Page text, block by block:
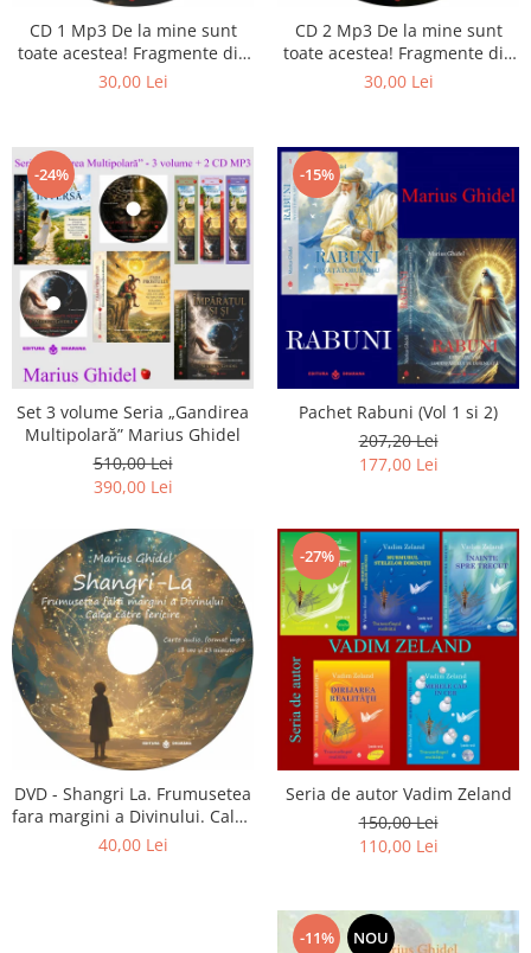
Literatura
Psihologie
Stiinta
CD 1 Mp3 De la mine sunt
toate acestea! Fragmente din
cărțile lui Marius Ghidel
30,00 Lei
CD 2 Mp3 De la mine sunt
toate acestea! Fragmente din
cărțile lui Marius Ghidel
30,00 Lei
-24%
Set 3 volume Seria „Gandirea
Multipolară” Marius Ghidel
510,00 Lei
390,00 Lei
-15%
Pachet Rabuni (Vol 1 si 2)
207,20 Lei
177,00 Lei
DVD - Shangri La. Frumusetea
fara margini a Divinului. Calea
catre fericire
40,00 Lei
-27%
Seria de autor Vadim Zeland
150,00 Lei
110,00 Lei
-11% NOU